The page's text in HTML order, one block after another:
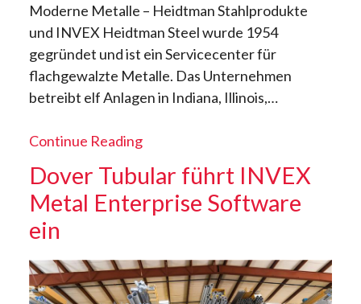
Moderne Metalle – Heidtman Stahlprodukte
und INVEX Heidtman Steel wurde 1954
gegründet und ist ein Servicecenter für
flachgewalzte Metalle. Das Unternehmen
betreibt elf Anlagen in Indiana, Illinois,…
Continue Reading
Dover Tubular führt INVEX
Metal Enterprise Software
ein